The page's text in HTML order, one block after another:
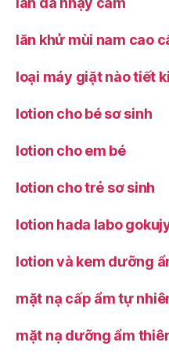
lăn khử mùi nam cao
loại máy giặt nào tiết
lotion cho bé sơ sinh
lotion cho em bé
lotion cho trẻ sơ sinh
lotion hada labo
lotion và kem dưỡng
mặt nạ cấp ẩm tự
mặt nạ dưỡng ẩm